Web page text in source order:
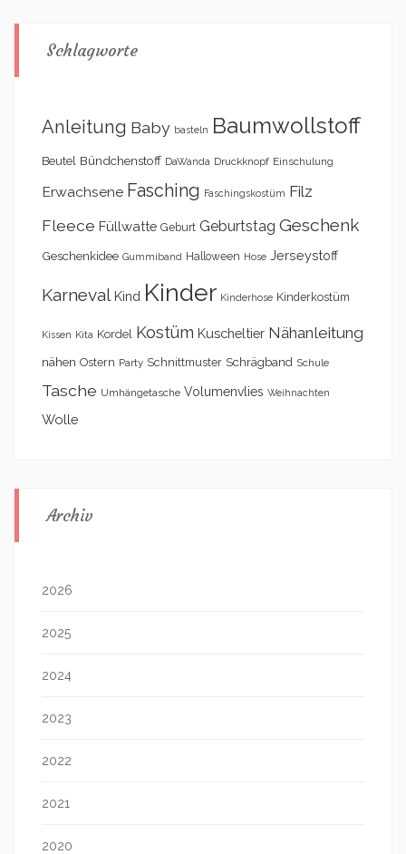
Schlagworte
Anleitung Baby basteln Baumwollstoff
Beutel Bündchenstoff DaWanda Druckknopf Einschulung
Erwachsene Fasching Faschingskostüm Filz
Fleece Füllwatte Geburt Geburtstag Geschenk
Geschenkidee Gummiband Halloween Hose Jerseystoff
Karneval Kind Kinder Kinderhose Kinderkostüm
Kissen Kita Kordel Kostüm Kuscheltier Nähanleitung
nähen Ostern Party Schnittmuster Schrägband Schule
Tasche Umhängetasche Volumenvlies Weihnachten
Wolle
Archiv
2026
2025
2024
2023
2022
2021
2020